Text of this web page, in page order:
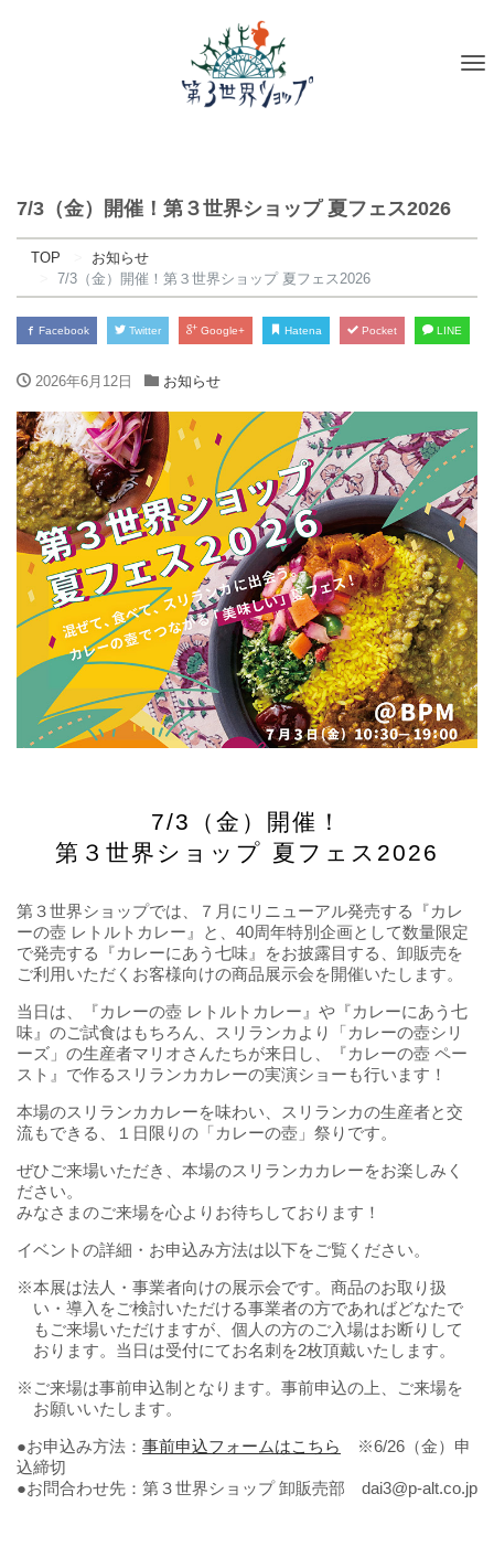
7/3（金）開催！第３世界ショップ 夏フェス2026
TOP
お知らせ
7/3（金）開催！第３世界ショップ 夏フェス2026
Facebook Twitter Google+ Hatena Pocket LINE
2026年6月12日 お知らせ
7/3（金）開催！
第３世界ショップ 夏フェス2026
第３世界ショップでは、７月にリニューアル発売する『カレ
ーの壺 レトルトカレー』と、40周年特別企画として数量限定
で発売する『カレーにあう七味』をお披露目する、卸販売を
ご利用いただくお客様向けの商品展示会を開催いたします。
当日は、『カレーの壺 レトルトカレー』や『カレーにあう七
味』のご試食はもちろん、スリランカより「カレーの壺シリ
ーズ」の生産者マリオさんたちが来日し、『カレーの壺 ペー
スト』で作るスリランカカレーの実演ショーも行います！
本場のスリランカカレーを味わい、スリランカの生産者と交
流もできる、１日限りの「カレーの壺」祭りです。
ぜひご来場いただき、本場のスリランカカレーをお楽しみく
ださい。
みなさまのご来場を心よりお待ちしております！
イベントの詳細・お申込み方法は以下をご覧ください。
※本展は法人・事業者向けの展示会です。商品のお取り扱
い・導入をご検討いただける事業者の方であればどなたで
もご来場いただけますが、個人の方のご入場はお断りして
おります。当日は受付にてお名刺を2枚頂戴いたします。
※ご来場は事前申込制となります。事前申込の上、ご来場を
お願いいたします。
●お申込み方法： 事前申込フォームはこちら
※6/26（金）申
込締切
●お問合わせ先：第３世界ショップ 卸販売部 dai3@p-alt.co.jp